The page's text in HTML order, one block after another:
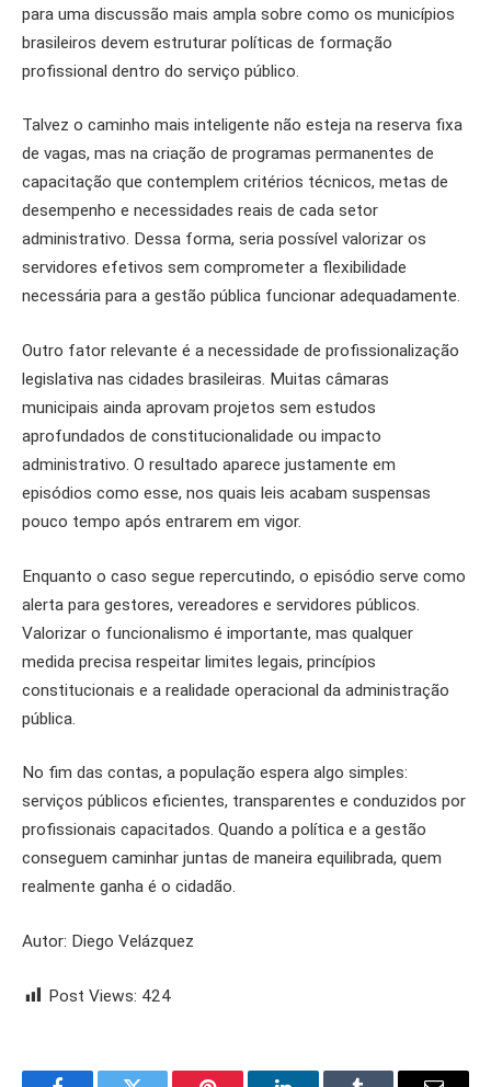
para uma discussão mais ampla sobre como os municípios
brasileiros devem estruturar políticas de formação
profissional dentro do serviço público.
Talvez o caminho mais inteligente não esteja na reserva fixa
de vagas, mas na criação de programas permanentes de
capacitação que contemplem critérios técnicos, metas de
desempenho e necessidades reais de cada setor
administrativo. Dessa forma, seria possível valorizar os
servidores efetivos sem comprometer a flexibilidade
necessária para a gestão pública funcionar adequadamente.
Outro fator relevante é a necessidade de profissionalização
legislativa nas cidades brasileiras. Muitas câmaras
municipais ainda aprovam projetos sem estudos
aprofundados de constitucionalidade ou impacto
administrativo. O resultado aparece justamente em
episódios como esse, nos quais leis acabam suspensas
pouco tempo após entrarem em vigor.
Enquanto o caso segue repercutindo, o episódio serve como
alerta para gestores, vereadores e servidores públicos.
Valorizar o funcionalismo é importante, mas qualquer
medida precisa respeitar limites legais, princípios
constitucionais e a realidade operacional da administração
pública.
No fim das contas, a população espera algo simples:
serviços públicos eficientes, transparentes e conduzidos por
profissionais capacitados. Quando a política e a gestão
conseguem caminhar juntas de maneira equilibrada, quem
realmente ganha é o cidadão.
Autor: Diego Velázquez
Post Views: 424